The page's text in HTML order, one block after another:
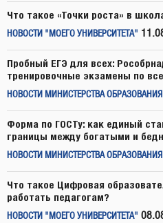
Что такое «Точки роста» в
НОВОСТИ "МОЕГО УНИВЕРСИТЕТА"
Пробный ЕГЭ для всех:
тренировочные экзамены по
НОВОСТИ МИНИСТЕРСТВА ОБРАЗОВАНИЯ
Форма по ГОСТу: как единый
границы между богатыми и
НОВОСТИ МИНИСТЕРСТВА ОБРАЗОВАНИЯ
Что такое Цифровая
работать педагогам?
НОВОСТИ "МОЕГО УНИВЕРСИТЕТА"